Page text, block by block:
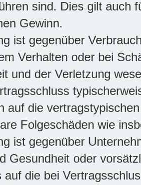
sind. Dies gilt auch
Gewinn.
ist gegenüber
Verhalten oder bei
und der Verletzung
auf die
Folgeschäden wie
ist gegenüber
Gesundheit oder
auf die bei